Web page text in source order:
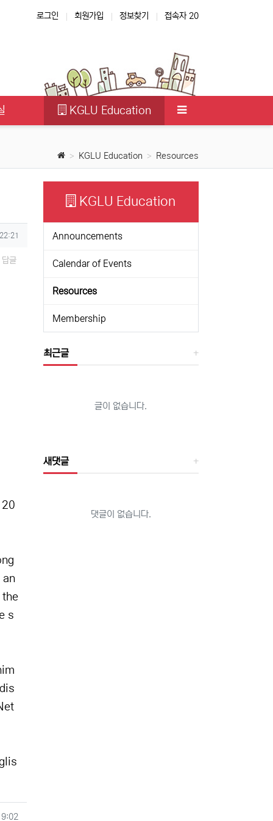
로그인 회원가입 정보찾기 접속자 20
KGLU Education
KGLU Education Resources
답글
20
an
the
s
KGLU Education
Announcements
Calendar of Events
Resources
Membership
최근글
글이 없습니다.
새댓글
댓글이 없습니다.